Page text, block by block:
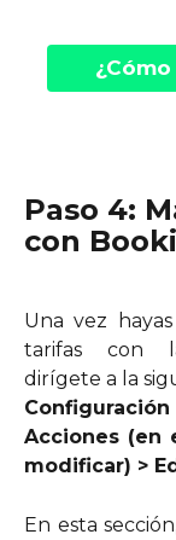
Paso 4:
con
Una vez
tarifas con
dirígete a la
Acciones (en
modificar) >
En esta